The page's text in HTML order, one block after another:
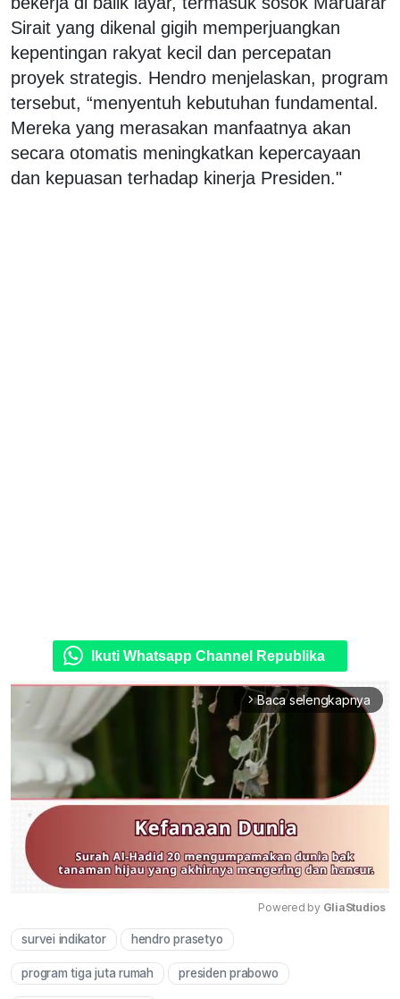
Sirait yang dikenal gigih memperjuangkan
kepentingan rakyat kecil dan percepatan
proyek strategis. Hendro menjelaskan, program
tersebut, “menyentuh kebutuhan fundamental.
Mereka yang merasakan manfaatnya akan
secara otomatis meningkatkan kepercayaan
dan kepuasan terhadap kinerja Presiden."
Ikuti Whatsapp Channel Republika
arrow_forward_ios Baca selengkapnya
Powered by GliaStudios
survei indikator hendro prasetyo
program tiga juta rumah presiden prabowo